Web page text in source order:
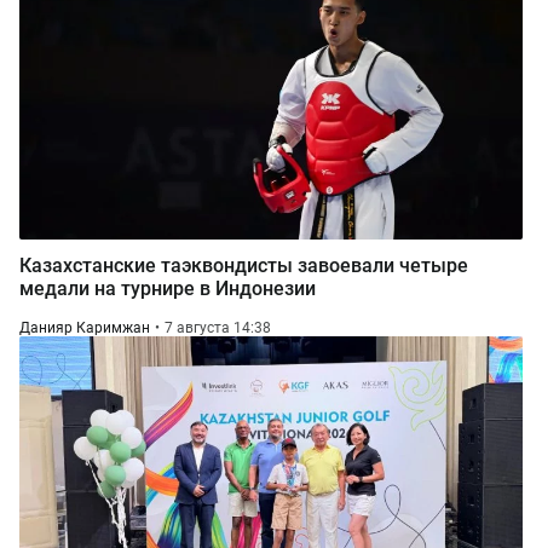
Казахстанские таэквондисты завоевали четыре
медали на турнире в Индонезии
Данияр Каримжан 7 августа 14:38